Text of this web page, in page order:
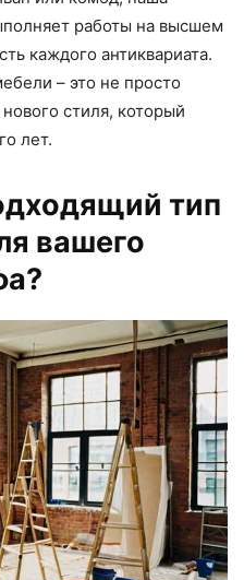
работы на высшем
каждого антиквариата.
– это не просто
стиля, который
лет.
тип
вашего